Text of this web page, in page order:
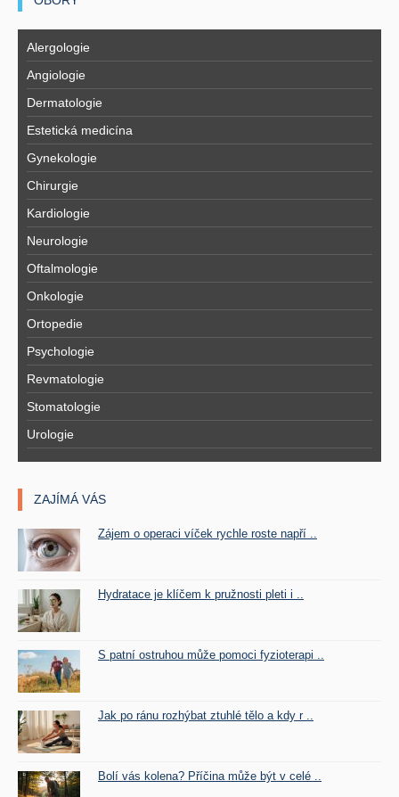
Alergologie
Angiologie
Dermatologie
Estetická medicína
Gynekologie
Chirurgie
Kardiologie
Neurologie
Oftalmologie
Onkologie
Ortopedie
Psychologie
Revmatologie
Stomatologie
Urologie
ZAJÍMÁ VÁS
Zájem o operaci víček rychle roste napří ..
Hydratace je klíčem k pružnosti pleti i ..
S patní ostruhou může pomoci fyzioterapi ..
Jak po ránu rozhýbat ztuhlé tělo a kdy r ..
Bolí vás kolena? Příčina může být v celé ..